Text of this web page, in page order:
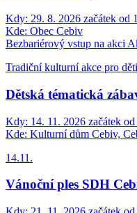
Kdy: 29. 8. 2026 začátek od
Kde: Obec Cebiv
Bezbariérový vstup na akci
Tradiční kulturní akce pro
Dětská tématická
Kdy: 14. 11. 2026 začátek
Kde: Kulturní dům Cebiv,
14.11.
Vánoční ples SDH